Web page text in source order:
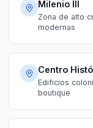
Milenio III
Zona de alto
modernas
Centro
Edificios
boutique